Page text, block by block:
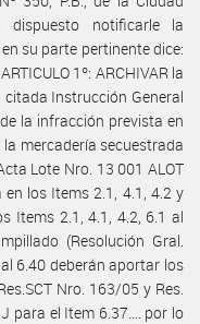
notificarle la
su parte pertinente dice:
1º: ARCHIVAR la
Instrucción General
la infracción prevista en
mercadería secuestrada
Lote Nro. 13 001 ALOT
los Items 2.1, 4.1, 4.2 y
Items 2.1, 4.1, 4.2, 6.1 al
(Resolución Gral.
6.40 deberán aportar los
Nro. 163/05 y Res.
para el Item 6.37…. por lo